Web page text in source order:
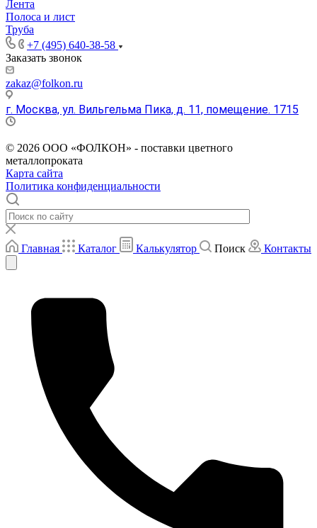
Лента
Полоса и лист
Труба
+7 (495) 640-38-58
Заказать звонок
zakaz@folkon.ru
г. Москва, ул. Вильгельма Пика, д. 11, помещение. 1715
© 2026 ООО «ФОЛКОН» - поставки цветного
металлопроката
Карта сайта
Политика конфиденциальности
Главная Каталог Калькулятор Поиск Контакты